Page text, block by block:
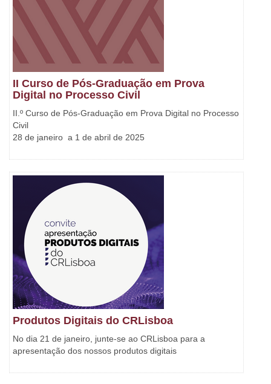
II Curso de Pós-Graduação em Prova
Digital no Processo Civil
II.º Curso de Pós-Graduação em Prova Digital no Processo
Civil
28 de janeiro a 1 de abril de 2025
Produtos Digitais do CRLisboa
No dia 21 de janeiro, junte-se ao CRLisboa para a
apresentação dos nossos produtos digitais